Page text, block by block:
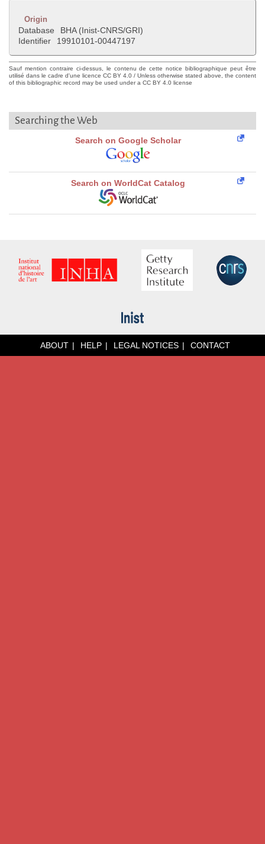
Origin
Database
BHA (Inist-CNRS/GRI)
Identifier
19910101-00447197
Sauf mention contraire ci-dessus, le contenu de cette notice bibliographique peut être
utilisé dans le cadre d'une licence CC BY 4.0 / Unless otherwise stated above, the content
of this bibliographic record may be used under a CC BY 4.0 license
Searching the Web
Search on Google Scholar
Search on WorldCat Catalog
ABOUT HELP LEGAL NOTICES CONTACT